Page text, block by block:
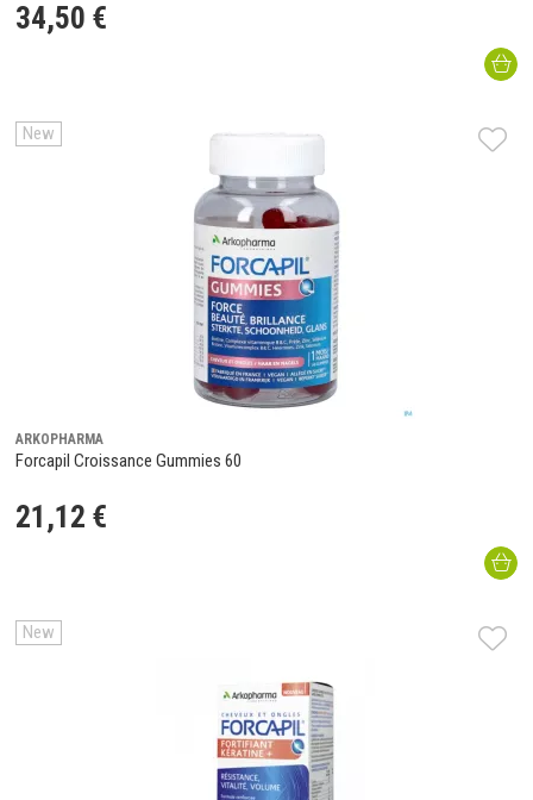
34,50 €
New
ARKOPHARMA
Forcapil Croissance Gummies 60
21 ,12 €
New